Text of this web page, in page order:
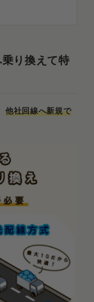
り換えて特
他社回線へ新規で